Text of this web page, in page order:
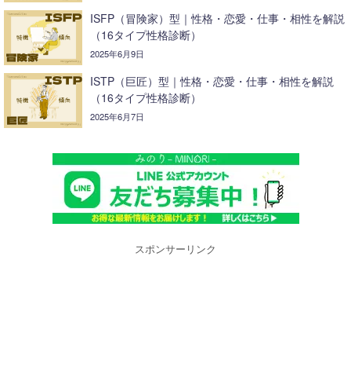
ISFP（冒険家）型｜性格・恋愛・仕事・相性を解説
（16タイプ性格診断）
2025年6月9日
ISTP（巨匠）型｜性格・恋愛・仕事・相性を解説
（16タイプ性格診断）
2025年6月7日
スポンサーリンク